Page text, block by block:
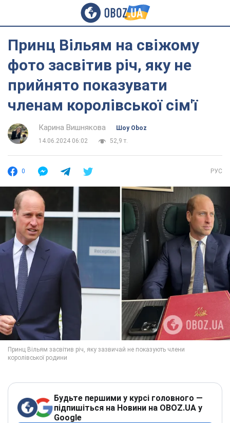
Принц Вільям на свіжому
фото засвітив річ, яку не
прийнято показувати
членам королівської сім'ї
Карина Вишнякова
Шоу Oboz
14.06.2024 06:02
52,9 т.
0 РУС
Будьте першими у курсі головного —
підпишіться на Новини на OBOZ.UA у
Google